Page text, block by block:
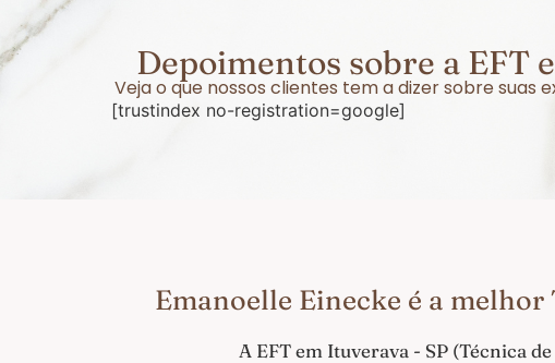
Depoimentos sobre a EFT
Veja o que nossos clientes tem a dizer sobre
[trustindex no-registration=google]
Emanoelle Einecke é a
A EFT em Ituverava - SP (Técnica